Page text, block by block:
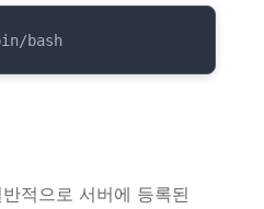
bash
적으로 서버에 등록된